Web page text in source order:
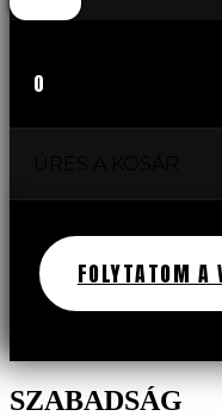
0
FOLYTATOM A
SZABADSÁG